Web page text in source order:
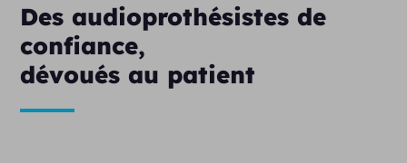
Des audioprothésistes de
confiance,
dévoués au patient